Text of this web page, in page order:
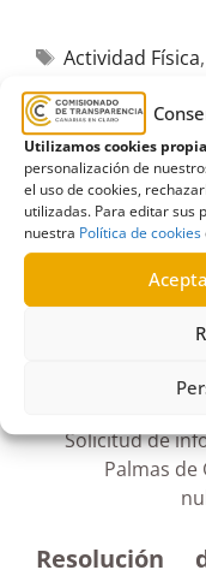
Utilizamos cookies
personalización de
el uso de cookies,
utilizadas. Para editar sus
nuestra Política de cookies
Actividad Física,
Educación,
profesional
,
limpieza,
Terminación
Solicitud de
Palmas
Resolución